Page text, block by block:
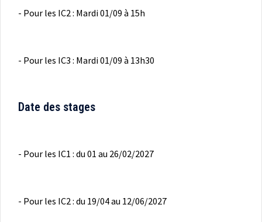
- Pour les IC2 : Mardi 01/09 à 15h
- Pour les IC3 : Mardi 01/09 à 13h30
Date des stages
- Pour les IC1 : du 01 au 26/02/2027
- Pour les IC2 : du 19/04 au 12/06/2027